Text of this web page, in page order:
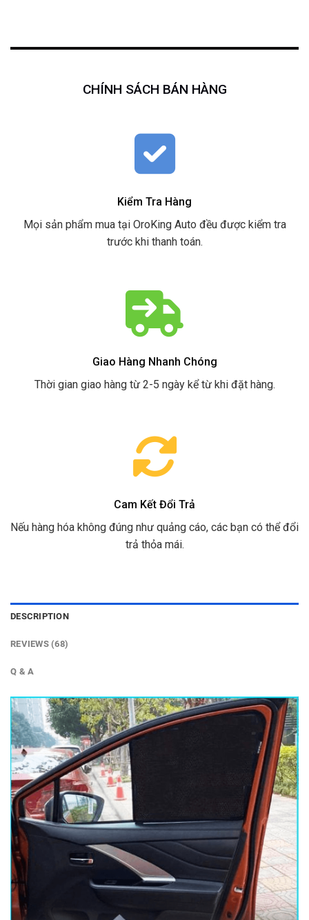
CHÍNH SÁCH BÁN HÀNG
Kiểm Tra Hàng
Mọi sản phẩm mua tại OroKing Auto đều được kiểm tra
trước khi thanh toán.
Giao Hàng Nhanh Chóng
Thời gian giao hàng từ 2-5 ngày kể từ khi đặt hàng.
Cam Kết Đổi Trả
Nếu hàng hóa không đúng như quảng cáo, các bạn có thể đổi
trả thỏa mái.
DESCRIPTION
REVIEWS (68)
Q & A